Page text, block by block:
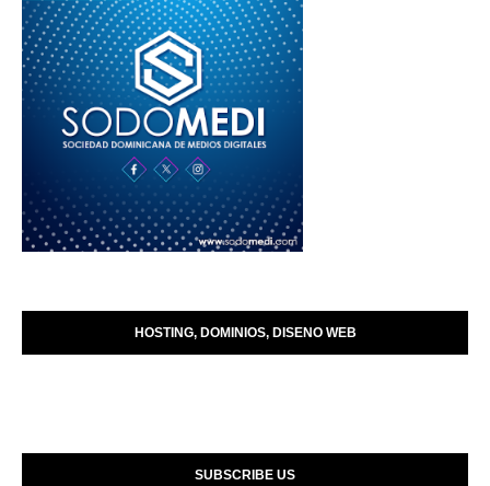
HOSTING, DOMINIOS, DISENO WEB
SUBSCRIBE US